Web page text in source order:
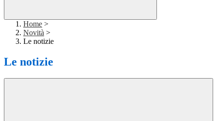
Home >
Novità >
Le notizie
Le notizie